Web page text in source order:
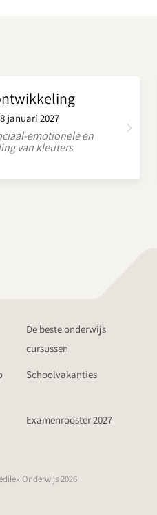
januari 2027
emotionele en
van kleuters
De beste onderwijs
cursussen
Schoolvakanties
Examenrooster 2027
Onderwijs 2026